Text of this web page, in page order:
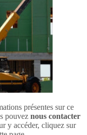
présentes sur ce
pouvez nous contacter
y accéder, cliquez sur